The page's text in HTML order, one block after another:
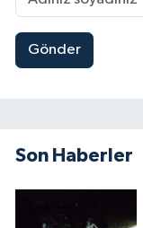
Gönder
Son Haberler